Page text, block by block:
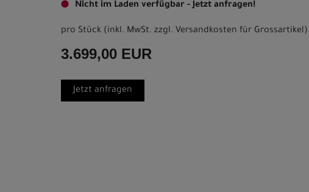
Nicht im Laden verfügbar - Jetzt anfragen!
pro Stück (inkl. MwSt. zzgl. Versandkosten für Grossartikel)
3.699,00 EUR
Jetzt anfragen